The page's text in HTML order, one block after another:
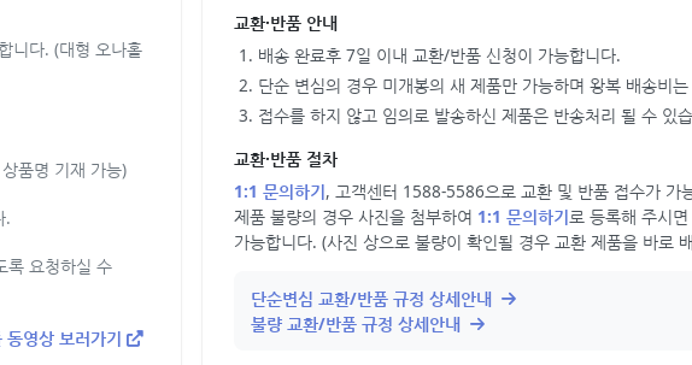
니다. (대형 오나홀
품명 기재 가능)
.
록 요청하실 수
동영상 보러가기
교환·반품 안내
배송 완료후 7일 이내 교환/반품 신청이 가능합니다.
단순 변심의 경우 미개봉의 새 제품만 가능하며 왕복 배송비
접수를 하지 않고 임의로 발송하신 제품은 반송처리 될 수 있
교환·반품 절차
1:1 문의하기, 고객센터 1588-5586으로 교환 및 반품 접수가 가
제품 불량의 경우 사진을 첨부하여 1:1 문의하기로 등록해 주시
가능합니다. (사진 상으로 불량이 확인될 경우 교환 제품을 바로
단순변심 교환/반품 규정 상세안내
불량 교환/반품 규정 상세안내